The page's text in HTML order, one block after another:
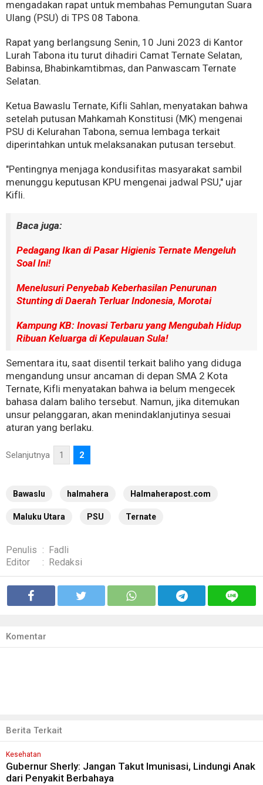
mengadakan rapat untuk membahas Pemungutan Suara
Ulang (PSU) di TPS 08 Tabona.
Rapat yang berlangsung Senin, 10 Juni 2023 di Kantor
Lurah Tabona itu turut dihadiri Camat Ternate Selatan,
Babinsa, Bhabinkamtibmas, dan Panwascam Ternate
Selatan.
Ketua Bawaslu Ternate, Kifli Sahlan, menyatakan bahwa
setelah putusan Mahkamah Konstitusi (MK) mengenai
PSU di Kelurahan Tabona, semua lembaga terkait
diperintahkan untuk melaksanakan putusan tersebut.
"Pentingnya menjaga kondusifitas masyarakat sambil
menunggu keputusan KPU mengenai jadwal PSU," ujar
Kifli.
Baca juga:
Pedagang Ikan di Pasar Higienis Ternate Mengeluh
Soal Ini!
Menelusuri Penyebab Keberhasilan Penurunan
Stunting di Daerah Terluar Indonesia, Morotai
Kampung KB: Inovasi Terbaru yang Mengubah Hidup
Ribuan Keluarga di Kepulauan Sula!
Sementara itu, saat disentil terkait baliho yang diduga
mengandung unsur ancaman di depan SMA 2 Kota
Ternate, Kifli menyatakan bahwa ia belum mengecek
bahasa dalam baliho tersebut. Namun, jika ditemukan
unsur pelanggaran, akan menindaklanjutinya sesuai
aturan yang berlaku.
Selanjutnya 1 2
Bawaslu halmahera Halmaherapost.com
Maluku Utara PSU Ternate
Penulis :
Fadli
Editor
: Redaksi
Komentar
Berita Terkait
Kesehatan
Gubernur Sherly: Jangan Takut Imunisasi, Lindungi Anak
dari Penyakit Berbahaya